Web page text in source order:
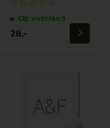
Op voorraad
28,-